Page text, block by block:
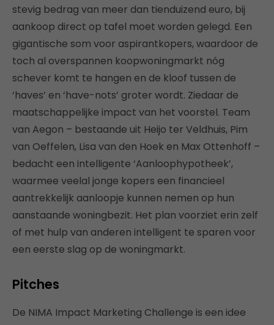
stevig bedrag van meer dan tienduizend euro, bij
aankoop direct op tafel moet worden gelegd. Een
gigantische som voor aspirantkopers, waardoor de
toch al overspannen koopwoningmarkt nóg
schever komt te hangen en de kloof tussen de
‘haves’ en ‘have-nots’ groter wordt. Ziedaar de
maatschappelijke impact van het voorstel. Team
van Aegon – bestaande uit Heijo ter Veldhuis, Pim
van Oeffelen, Lisa van den Hoek en Max Ottenhoff –
bedacht een intelligente ‘Aanloophypotheek’,
waarmee veelal jonge kopers een financieel
aantrekkelijk aanloopje kunnen nemen op hun
aanstaande woningbezit. Het plan voorziet erin zelf
of met hulp van anderen intelligent te sparen voor
een eerste slag op de woningmarkt.
Pitches
De NIMA Impact Marketing Challenge is een idee